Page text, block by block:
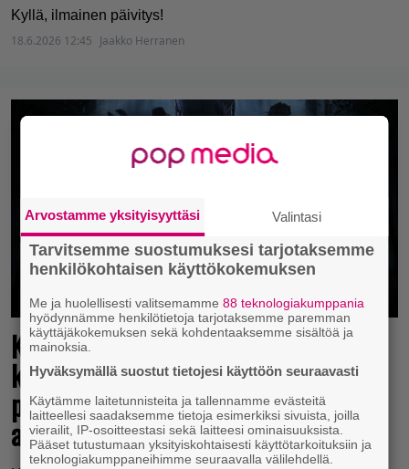
Kyllä, ilmainen päivitys!
18.6.2026 12:45 Jaakko Herranen
Kymmenen vuotta sitten julkaistu
kauhupeli saavutti Steamissa uuden
pelaajaennätyksen – elokuvakin työn
alla!
Arvostamme yksityisyyttäsi Valintasi
Tarvitsemme suostumuksesi tarjotaksemme
henkilökohtaisen käyttökokemuksen
Me ja huolellisesti valitsemamme88 teknologiakumppania
hyödynnämme henkilötietoja tarjotaksemme paremman
käyttäjäkokemuksen sekä kohdentaaksemme sisältöä ja
mainoksia.
Hyväksymällä suostut tietojesi käyttöön seuraavasti
Käytämme laitetunnisteita ja tallennamme evästeitä
laitteellesi saadaksemme tietoja esimerkiksi sivuista, joilla
vierailit, IP-osoitteestasi sekä laitteesi ominaisuuksista.
Pääset tutustumaan yksityiskohtaisesti käyttötarkoituksiin ja
teknologiakumppaneihimme seuraavalla välilehdellä.